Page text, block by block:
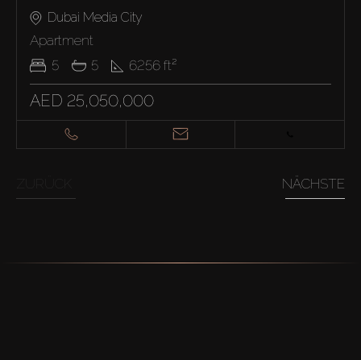
Dubai Media City
Apartment
5
5 6256 ft²
AED 25,050,000
NÄCHSTE